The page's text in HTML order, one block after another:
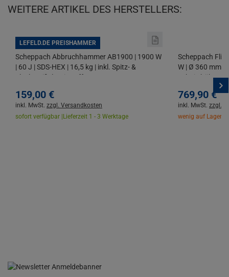
WEITERE ARTIKEL DES HERSTELLERS:
LEFELD.DE PREISHAMMER
Scheppach Abbruchhammer AB1900 | 1900 W
| 60 J | SDS-HEX | 16,5 kg | inkl. Spitz- &
Flachmeißel | mit Koffer
159,00 €
inkl. MwSt. zzgl. Versandkosten
sofort verfügbar | Lieferzeit 1 - 3 Werktage
Scheppach
W | Ø 360 mm |
Schnitthöhe |
769,90 €
inkl. MwSt. zzgl.
wenig auf Lager |